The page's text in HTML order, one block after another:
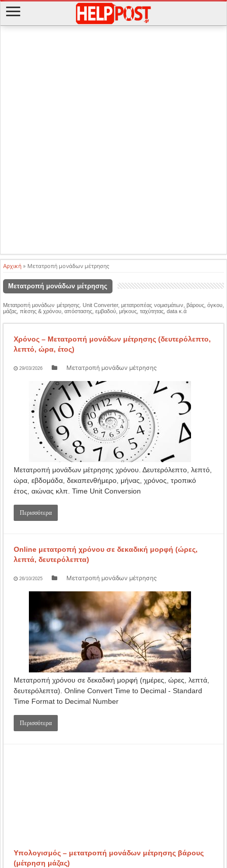
Αρχική » Μετατροπή μονάδων μέτρησης
Μετατροπή μονάδων μέτρησης
Μετατροπή μονάδων μέτρησης. Unit Converter, μετατροπέας νομισμάτων, βάρους, όγκου,
μάζας, πίεσης & χρόνου, απόστασης, εμβαδού, μήκους, ταχύτητας, data κ.ά
Χρόνος – Μετατροπή μονάδων μέτρησης (δευτερόλεπτο,
λεπτό, ώρα, έτος)
29/03/2026 Μετατροπή μονάδων μέτρησης
Μετατροπή μονάδων μέτρησης χρόνου. Δευτερόλεπτο, λεπτό,
ώρα, εβδομάδα, δεκαπενθήμερο, μήνας, χρόνος, τροπικό
έτος, αιώνας κλπ. Time Unit Conversion
Περισσότερα
Online μετατροπή χρόνου σε δεκαδική μορφή (ώρες,
λεπτά, δευτερόλεπτα)
26/10/2025 Μετατροπή μονάδων μέτρησης
Μετατροπή χρόνου σε δεκαδική μορφή (ημέρες, ώρες, λεπτά,
δευτερόλεπτα). Online Convert Time to Decimal - Standard
Time Format to Decimal Number
Περισσότερα
Υπολογισμός – μετατροπή μονάδων μέτρησης βάρους
(μέτρηση μάζας)